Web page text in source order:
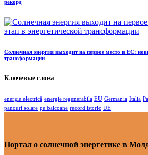
рекорд
Солнечная энергия выходит на первое место в ЕС:
трансформации
Ключевые слова
energie electrică energie regenerabila EU Germania Italia
panouri solare pe balcoane record istoric UE
Портал о солнечной энергетике в